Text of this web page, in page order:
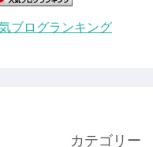
ブログランキング
カテゴリー